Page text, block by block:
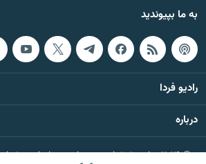
به ما بپیوندید
رادیو فردا
درباره
© ۲۰۲۶ تمام حقوق این وب‌سایت، بر اساس